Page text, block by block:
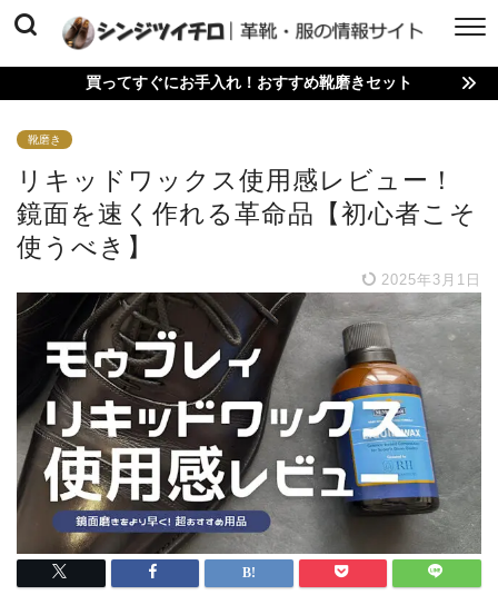
買ってすぐにお手入れ！おすすめ靴磨きセット
靴磨き
リキッドワックス使用感レビュー！
鏡面を速く作れる革命品【初心者こそ
使うべき】
2025年3月1日